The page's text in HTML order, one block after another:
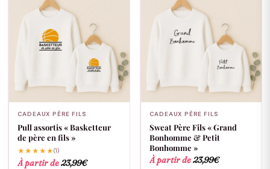
CADEAUX PÈRE FILS
Pull assortis « Basketteur
de père en fils »
★★★★★(1)
À partir de23,99€
CADEAUX PÈRE FILS
Sweat Père Fils « Grand
Bonhomme & Petit
Bonhomme »
À partir de23,99€